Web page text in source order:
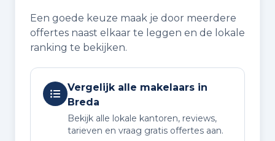
Een goede keuze maak je door meerdere
offertes naast elkaar te leggen en de lokale
ranking te bekijken.
Vergelijk alle makelaars in
Breda
Bekijk alle lokale kantoren, reviews,
tarieven en vraag gratis offertes aan.